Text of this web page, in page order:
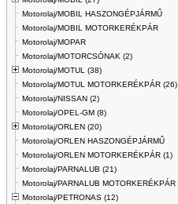
Motorolaj/MOBIL HASZONGÉPJÁRMŰ
Motorolaj/MOBIL MOTORKERÉKPÁR
Motorolaj/MOPAR
Motorolaj/MOTORCSÓNAK (2)
Motorolaj/MOTUL (38)
Motorolaj/MOTUL MOTORKERÉKPÁR (26)
Motorolaj/NISSAN (2)
Motorolaj/OPEL-GM (8)
Motorolaj/ORLEN (20)
Motorolaj/ORLEN HASZONGÉPJÁRMŰ
Motorolaj/ORLEN MOTORKERÉKPÁR (1)
Motorolaj/PARNALUB (21)
Motorolaj/PARNALUB MOTORKERÉKPÁR
Motorolaj/PETRONAS (12)